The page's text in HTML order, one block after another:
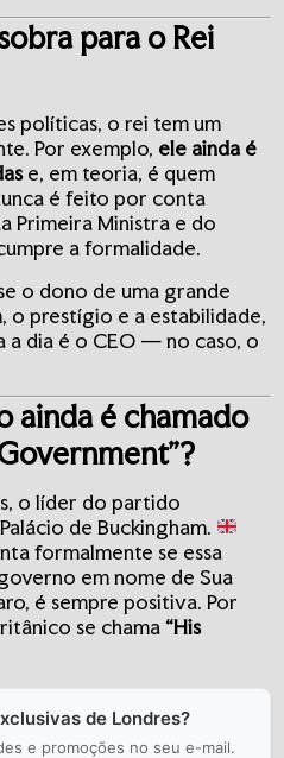
para o Rei
políticas, o rei tem um
Por exemplo, ele ainda é
e, em teoria, é quem
é feito por conta
Primeira Ministra e do
a formalidade.
o dono de uma grande
o prestígio e a estabilidade,
a dia é o CEO — no caso, o
ainda é chamado
o líder do partido
de Buckingham.
formalmente se essa
em nome de Sua
é sempre positiva. Por
se chama“His
de Londres?
e promoções no seu e-mail.